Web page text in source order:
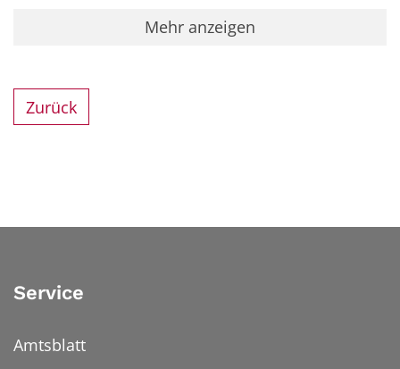
Mehr anzeigen
Zurück
Service
Amtsblatt